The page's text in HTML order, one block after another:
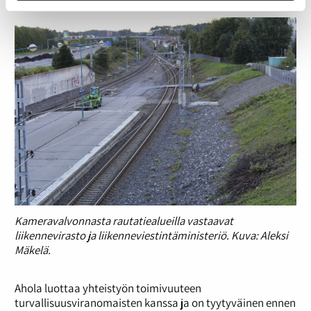
Kameravalvonnasta rautatiealueilla vastaavat
liikennevirasto ja liikenneviestintäministeriö. Kuva: Aleksi
Mäkelä.
Ahola luottaa yhteistyön toimivuuteen
turvallisuusviranomaisten kanssa ja on tyytyväinen ennen